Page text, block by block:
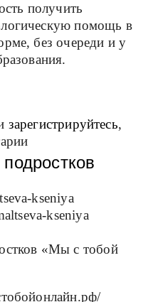
получить
помощь в
без очереди и у
зарегистрируйтесь,
kseniya
«Мы с тобой